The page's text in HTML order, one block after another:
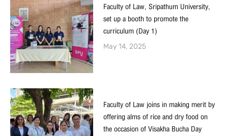
Faculty of Law, Sripathum University,
set up a booth to promote the
curriculum (Day 1)
May 14, 2025
Faculty of Law joins in making merit by
offering alms of rice and dry food on
the occasion of Visakha Bucha Day